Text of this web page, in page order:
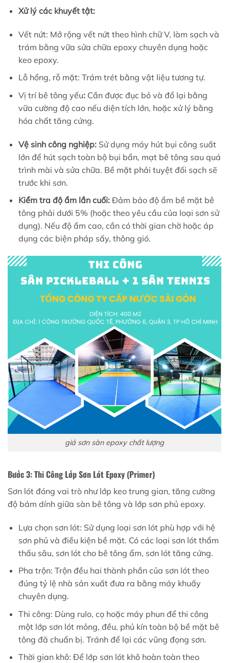
Xử lý các khuyết tật:
Vết nứt: Mở rộng vết nứt theo hình chữ V, làm sạch và
trám bằng vữa sửa chữa epoxy chuyên dụng hoặc
keo epoxy.
Lỗ hổng, rỗ mặt: Trám trét bằng vật liệu tương tự.
Vị trí bê tông yếu:Cần được đục bỏ và đổ lại bằng
vữa cường độ cao nếu diện tích lớn, hoặc xử lý bằng
hóa chất tăng cứng.
Vệ sinh công nghiệp:Sử dụng máy hút bụi công suất
lớn để hút sạch toàn bộ bụi bẩn, mạt bê tông sau quá
trình mài và sửa chữa. Bề mặt phải tuyệt đối sạch sẽ
trước khi sơn.
Kiểm tra độ ẩm lần cuối:Đảm bảo độ ẩm bề mặt bê
tông phải dưới 5% (hoặc theo yêu cầu của loại sơn sử
dụng). Nếu độ ẩm cao, cần có thời gian chờ hoặc áp
dụng các biện pháp sấy, thông gió.
giá sơn sàn epoxy chất lượng
Bước 3: Thi Công Lớp Sơn Lót Epoxy (Primer)
Sơn lót đóng vai trò như lớp keo trung gian, tăng cường
độ bám dính giữa sàn bê tông và lớp sơn phủ epoxy.
Lựa chọn sơn lót: Sử dụng loại sơn lót phù hợp với hệ
sơn phủ và điều kiện bề mặt. Có các loại sơn lót thẩm
thấu sâu, sơn lót cho bê tông ẩm, sơn lót tăng cứng.
Pha trộn: Trộn đều hai thành phần của sơn lót theo
đúng tỷ lệ nhà sản xuất đưa ra bằng máy khuấy
chuyên dụng.
Thi công: Dùng rulo, cọ hoặc máy phun để thi công
một lớp sơn lót mỏng, đều, phủ kín toàn bộ bề mặt bê
tông đã chuẩn bị. Tránh để lại các vũng đọng sơn.
Thời gian khô: Để lớp sơn lót khô hoàn toàn theo